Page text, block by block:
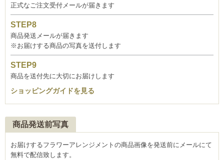
正式なご注文受付メールが届きます
商品発送メールが届きます
※お届けする商品の写真を送付します
商品を送付先に大切にお届けします
ショッピングガイドを見る
商品発送前写真
お届けするフラワーアレンジメントの商品画像を発送前にメールにて
無料で配信致します。